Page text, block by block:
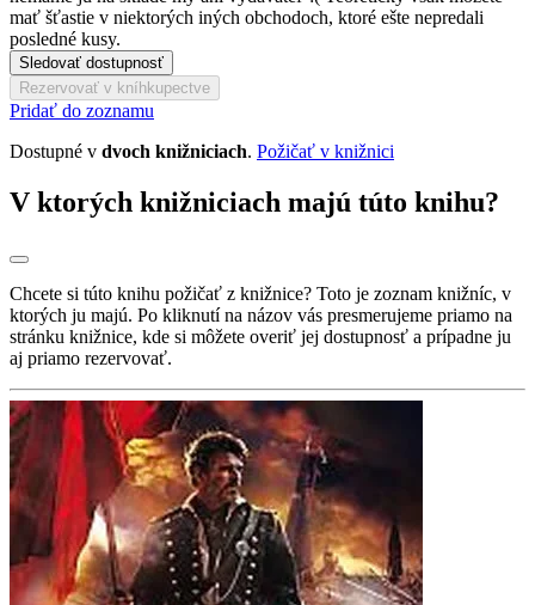
mať šťastie v niektorých iných obchodoch, ktoré ešte nepredali
posledné kusy.
Sledovať dostupnosť
Rezervovať v kníhkupectve
Pridať do zoznamu
Dostupné v dvoch knižniciach. Požičať v knižnici
V ktorých knižniciach majú túto knihu?
Chcete si túto knihu požičať z knižnice? Toto je zoznam knižníc, v
ktorých ju majú. Po kliknutí na názov vás presmerujeme priamo na
stránku knižnice, kde si môžete overiť jej dostupnosť a prípadne ju
aj priamo rezervovať.